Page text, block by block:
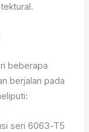
beberapa
berjalan pada
seri 6063-T5